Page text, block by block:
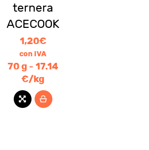
ternera
ACECOOK
1,20€
con IVA
70 g - 17.14
€/kg